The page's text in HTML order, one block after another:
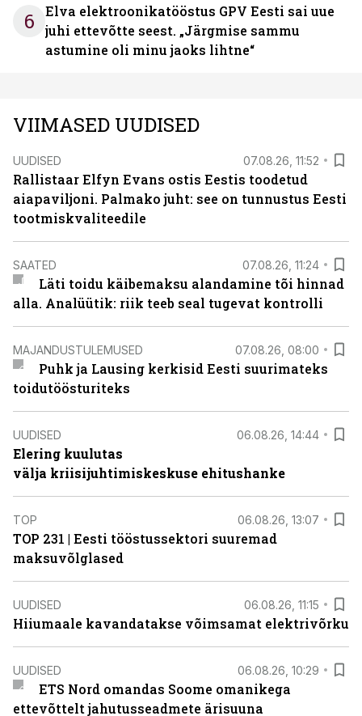
6
Elva elektroonikatööstus GPV Eesti sai uue
juhi ettevõtte seest. „Järgmise sammu
astumine oli minu jaoks lihtne“
VIIMASED UUDISED
UUDISED 07.08.26, 11:52
Rallistaar Elfyn Evans ostis Eestis toodetud
aiapaviljoni. Palmako juht: see on tunnustus Eesti
tootmiskvaliteedile
SAATED 07.08.26, 11:24
Läti toidu käibemaksu alandamine tõi hinnad
alla. Analüütik: riik teeb seal tugevat kontrolli
MAJANDUSTULEMUSED 07.08.26, 08:00
Puhk ja Lausing kerkisid Eesti suurimateks
toidutöösturiteks
UUDISED 06.08.26, 14:44
Elering kuulutas
välja kriisijuhtimiskeskuse ehitushanke
TOP 06.08.26, 13:07
TOP 231 | Eesti tööstussektori suuremad
maksuvõlglased
UUDISED 06.08.26, 11:15
Hiiumaale kavandatakse võimsamat elektrivõrku
UUDISED 06.08.26, 10:29
ETS Nord omandas Soome omanikega
ettevõttelt jahutusseadmete ärisuuna